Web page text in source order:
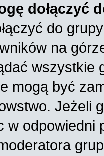
dołączyć
do
na
wszystkie
mogą być
Jeżeli
w odpowiedni